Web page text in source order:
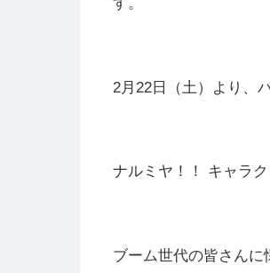
2月22日（土）より、
ナルミヤ！！ キャラク
ブーム世代の皆さんに